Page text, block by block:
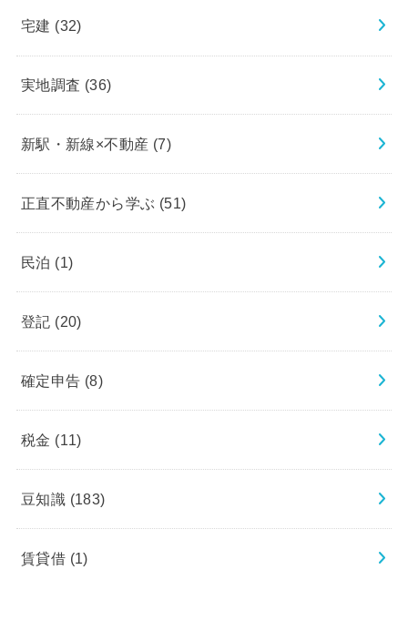
宅建 (32)
実地調査 (36)
新駅・新線×不動産 (7)
正直不動産から学ぶ (51)
民泊 (1)
登記 (20)
確定申告 (8)
税金 (11)
豆知識 (183)
賃貸借 (1)